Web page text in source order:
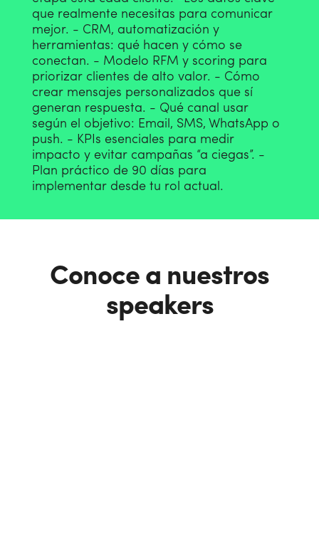
que realmente necesitas para comunicar
mejor. - CRM, automatización y
herramientas: qué hacen y cómo se
conectan. - Modelo RFM y scoring para
priorizar clientes de alto valor. - Cómo
crear mensajes personalizados que sí
generan respuesta. - Qué canal usar
según el objetivo: Email, SMS, WhatsApp o
push. - KPIs esenciales para medir
impacto y evitar campañas “a ciegas”. -
Plan práctico de 90 días para
implementar desde tu rol actual.
Conoce a nuestros
speakers